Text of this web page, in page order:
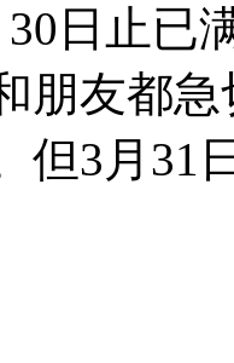
日止已
朋友都
但3月31